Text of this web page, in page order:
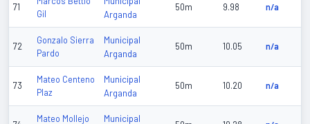
71
Gil
Arganda
50m 9.98 n/a
72
Gonzalo Sierra
Pardo
Municipal
Arganda
50m 10.05 n/a
73
Mateo Centeno
Plaz
Municipal
Arganda
50m 10.20 n/a
Mateo Mollejo
Municipal